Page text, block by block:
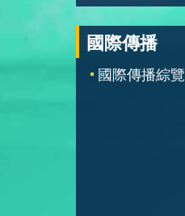
國際傳播
國際傳播綜覽